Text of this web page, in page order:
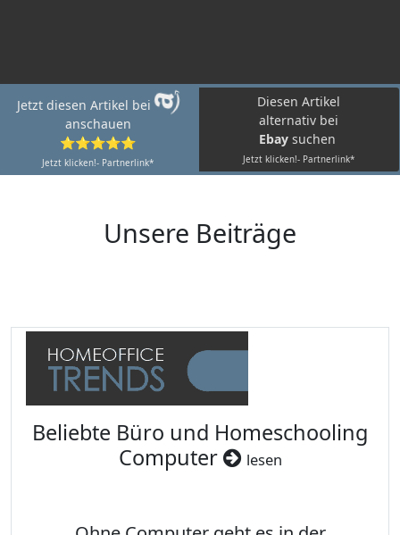
Jetzt diesen Artikel bei
anschauen
⭐⭐⭐⭐⭐
Jetzt klicken!- Partnerlink*
Diesen Artikel
alternativ bei
Ebay suchen
Jetzt klicken!- Partnerlink*
Unsere Beiträge
Beliebte Büro und Homeschooling
Computer
lesen